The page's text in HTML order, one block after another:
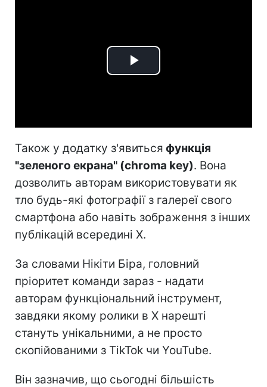
Play
Також у додатку з'явиться функція
"зеленого екрана" (chroma key). Вона
дозволить авторам використовувати як
тло будь-які фотографії з галереї свого
смартфона або навіть зображення з інших
публікацій всередині X.
За словами Нікіти Біра, головний
пріоритет команди зараз - надати
авторам функціональний інструмент,
завдяки якому ролики в X нарешті
стануть унікальними, а не просто
скопійованими з TikTok чи YouTube.
Він зазначив, що сьогодні більшість